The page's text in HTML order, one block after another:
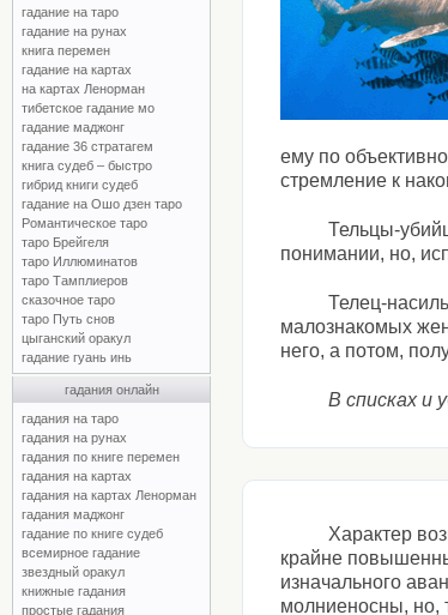
гадание на таро
гадание на рунах
книга перемен
гадание на картах
на картах Ленорман
тибетское гадание мо
гадание маджонг
гадание 36 стратагем
книга судеб – быстро
гибрид книги судеб
гадание на Ошо дзен таро
Романтическое таро
таро Брейгеля
таро Иллюминатов
таро Тамплиеров
сказочное таро
таро Путь снов
цыганский оракул
гадание гуань инь
гадания онлайн
гадания на таро
гадания на рунах
гадания по книге перемен
гадания на картах
гадания на картах Ленорман
гадания маджонг
гадание по книге судеб
всемирное гадание
звездный оракул
книжные гадания
простые гадания
ему по
стремление к
Тельцы-
понимании, но,
Телец-
малознакомых
него, а потом,
В списках и
Характер
крайне
изначального
молниеносны, но,